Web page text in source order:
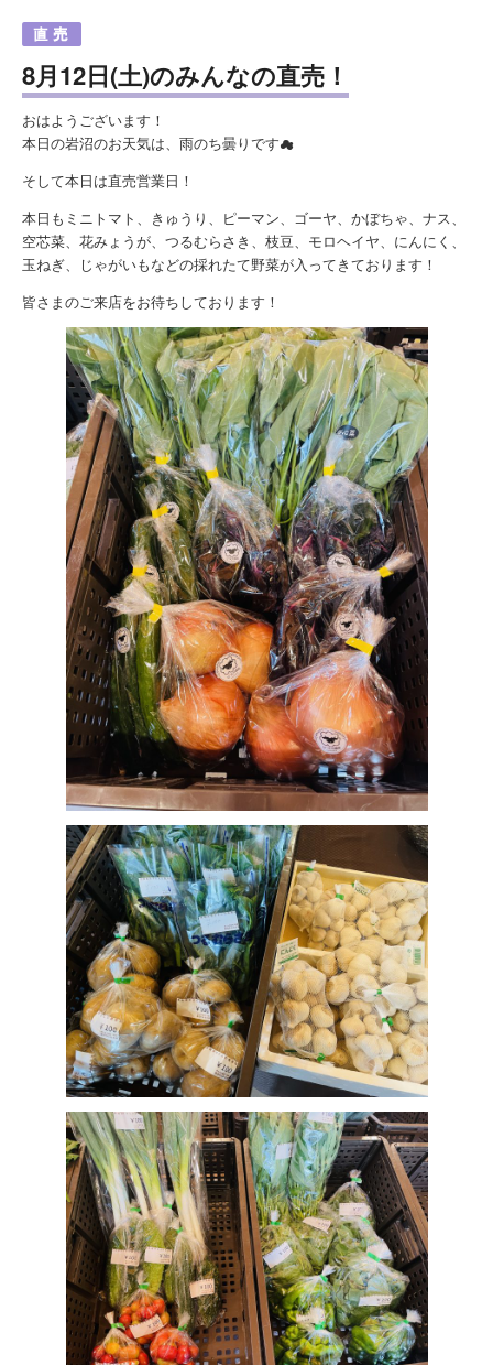
8月12日(土)のみんなの直売！
おはようございます！
本日の岩沼のお天気は、雨のち曇りです☁
そして本日は直売営業日！
本日もミニトマト、きゅうり、ピーマン、ゴーヤ、かぼちゃ、ナス、
空芯菜、花みょうが、つるむらさき、枝豆、モロヘイヤ、にんにく、
玉ねぎ、じゃがいもなどの採れたて野菜が入ってきております！
皆さまのご来店をお待ちしております！